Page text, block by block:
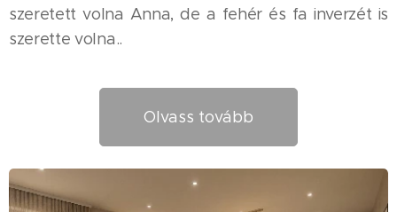
szeretett volna Anna, de a fehér és fa inverzét is
szerette volna..
Olvass tovább